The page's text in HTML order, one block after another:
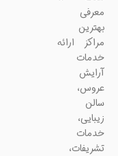
معرفی
بهترین
مراکز ارائه
خدمات
آرایش
عروس،
سالن
زیبایی،
خدمات
تشریفات،